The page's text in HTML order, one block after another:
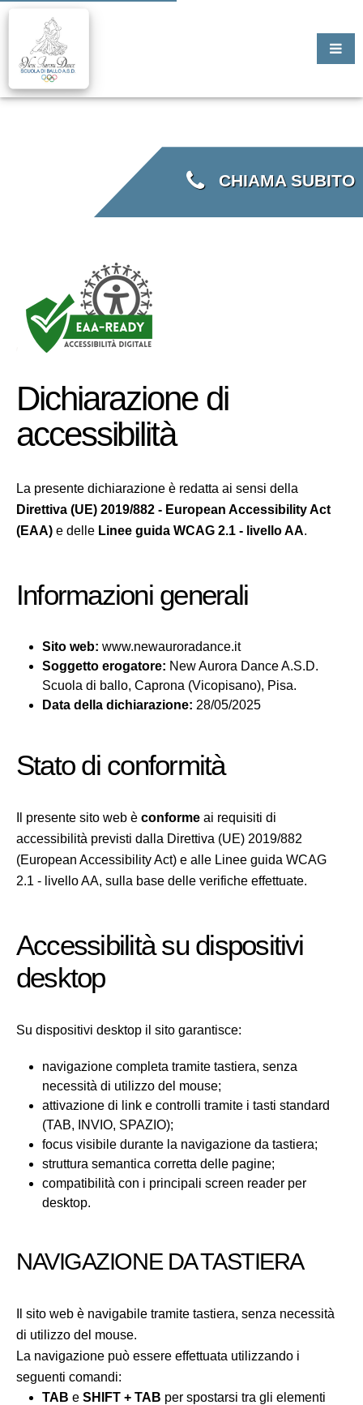
CHIAMA SUBITO
Dichiarazione di
accessibilità
La presente dichiarazione è redatta ai sensi della
Direttiva (UE) 2019/882 - European Accessibility Act
(EAA) e delle Linee guida WCAG 2.1 - livello AA.
Informazioni generali
Sito web: www.newauroradance.it
Soggetto erogatore: New Aurora Dance A.S.D.
Scuola di ballo, Caprona (Vicopisano), Pisa.
Data della dichiarazione: 28/05/2025
Stato di conformità
Il presente sito web è conforme ai requisiti di
accessibilità previsti dalla Direttiva (UE) 2019/882
(European Accessibility Act) e alle Linee guida WCAG
2.1 - livello AA, sulla base delle verifiche effettuate.
Accessibilità su dispositivi
desktop
Su dispositivi desktop il sito garantisce:
navigazione completa tramite tastiera, senza
necessità di utilizzo del mouse;
attivazione di link e controlli tramite i tasti standard
(TAB, INVIO, SPAZIO);
focus visibile durante la navigazione da tastiera;
struttura semantica corretta delle pagine;
compatibilità con i principali screen reader per
desktop.
NAVIGAZIONE DA TASTIERA
Il sito web è navigabile tramite tastiera, senza necessità
di utilizzo del mouse.
La navigazione può essere effettuata utilizzando i
seguenti comandi:
TAB e SHIFT + TAB per spostarsi tra gli elementi